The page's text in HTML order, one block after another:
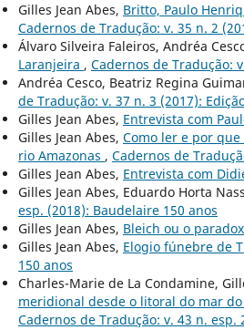
Gilles Jean Abes, Britto, Paulo
Cadernos de Tradução: v. 35 n. 2
Álvaro Silveira Faleiros, Andréa
Laranjeira , Cadernos de Tradução:
Andréa Cesco, Beatriz Regina
de Tradução: v. 37 n. 3 (2017):
Gilles Jean Abes, Entrevista com
Gilles Jean Abes, Como ler e por
rio Amazonas , Cadernos de
Gilles Jean Abes, Entrevista com
Gilles Jean Abes, Eduardo Horta
esp. (2018): Baudelaire 150 anos
Gilles Jean Abes, Bleich ou o
Gilles Jean Abes, Elogio fúnebre de
150 anos
Charles-Marie de La Condamine,
meridional desde o litoral do mar
Cadernos de Tradução: v. 43 n.